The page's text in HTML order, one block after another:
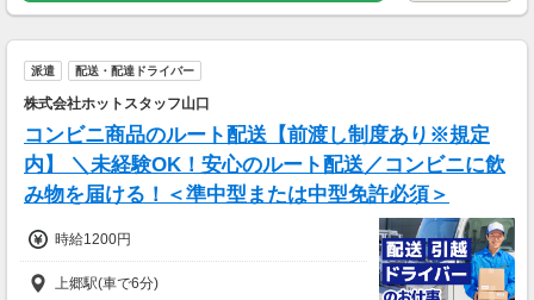
■配達日数：11日
＜ガッツリ稼ぎたいあなたは・・・＞
■配達日数：23日
■平均配送件数：14件/日
■使用車両：自転車、バイク
して配達が可能！
あなたのライフスタイルに合わせて配達できま
派遣 配送・配達ドライバー
株式会社ホットスタッフ山口
コンビニ商品のルート配送【前渡し制度あり※規定
内】 ＼未経験OK！安心のルート配送／コンビニに飲
み物を届ける！＜準中型または中型免許必須＞
時給1200円
上郷駅(車で6分)